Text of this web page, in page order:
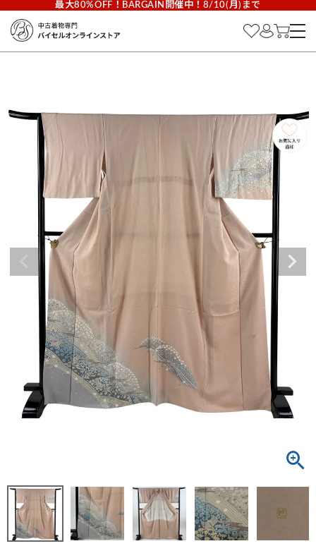
最大80%OFF！BARGAIN開催中！8/10(月)まで